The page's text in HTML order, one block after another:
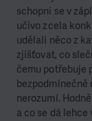
schopni se v
učivo zcela
udělali něco z
zjišťovat, co
čemu potřebuje
bezpodmínečně
nerozumí.
a co se dá lehce